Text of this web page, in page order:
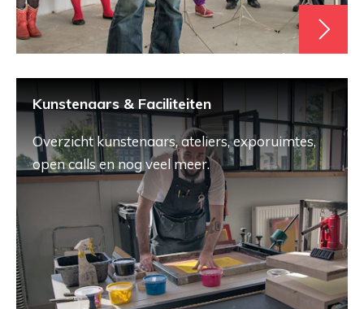
Kunstenaars & Faciliteiten
Overzicht kunstenaars, ateliers, exporuimtes,
open calls en nog veel meer.